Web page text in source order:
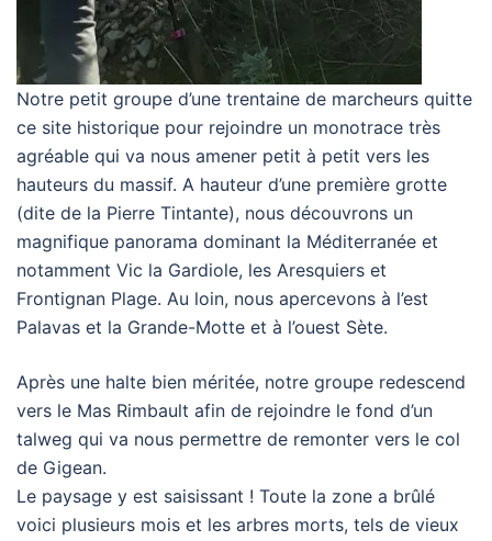
Notre petit groupe d’une trentaine de marcheurs quitte
ce site historique pour rejoindre un monotrace très
agréable qui va nous amener petit à petit vers les
hauteurs du massif. A hauteur d’une première grotte
(dite de la Pierre Tintante), nous découvrons un
magnifique panorama dominant la Méditerranée et
notamment Vic la Gardiole, les Aresquiers et
Frontignan Plage. Au loin, nous apercevons à l’est
Palavas et la Grande-Motte et à l’ouest Sète.
Après une halte bien méritée, notre groupe redescend
vers le Mas Rimbault afin de rejoindre le fond d’un
talweg qui va nous permettre de remonter vers le col
de Gigean.
Le paysage y est saisissant ! Toute la zone a brûlé
voici plusieurs mois et les arbres morts, tels de vieux